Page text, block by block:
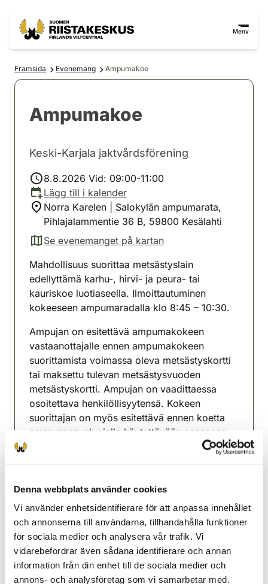
Denna webbplats använder cookies
Vi använder enhetsidentifierare för att anpassa innehållet
och annonserna till användarna, tillhandahålla funktioner
för sociala medier och analysera vår trafik. Vi
vidarebefordrar även sådana identifierare och annan
information från din enhet till de sociala medier och
annons- och analysföretag som vi samarbetar med.
Meny
Framsida Evenemang Ampumakoe
Ampumakoe
Keski-Karjala jaktvårdsförening
8.8.2026 Vid: 09:00-11:00
Lägg till i kalender
Norra Karelen | Salokylän ampumarata,
Pihlajalammentie 36 B, 59800 Kesälahti
Se evenemanget på kartan
(avautuu uuteen välilehteen)
Mahdollisuus suorittaa metsästyslain
edellyttämä karhu-, hirvi- ja peura- tai
kauriskoe luotiaseella. Ilmoittautuminen
kokeeseen ampumaradalla klo 8:45 – 10:30.
Ampujan on esitettävä ampumakokeen
vastaanottajalle ennen ampumakokeen
suorittamista voimassa oleva metsästyskortti
tai maksettu tulevan metsästysvuoden
metsästyskortti. Ampujan on vaadittaessa
osoitettava henkilöllisyytensä. Kokeen
suorittajan on myös esitettävä ennen koetta
ammunnanvalvojalle käytettävään aseeseen
Maksu käteisellä tai OmaRiistassa
mukaan maksua varten.
Lisätietoja toiminnanohjaajalta
Keski-Karjala jaktvårdsförening
Norra Karelen